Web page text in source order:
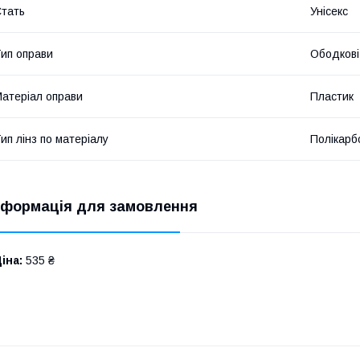
Унісекс
оправи Ободкові
оправи Пластик
лінз по матеріалу
для замовлення
535 ₴